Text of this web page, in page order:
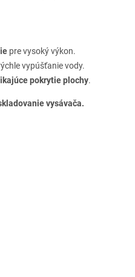
pre vysoký výkon.
vypúšťanie vody.
pokrytie plochy.
vysávača.